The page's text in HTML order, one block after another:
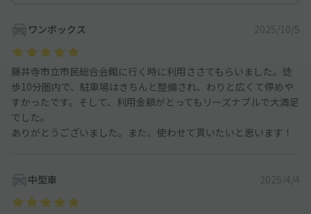
ワンボックス 2025/10/5
藤井寺市立市民総合会館に行く時に利用ささてもらいました。徒
歩10分圏内で、駐車場はきちんと整備され、わりと広くて停めや
すかったです。そして、利用金額がとってもリーズナブルで大満足
でした。
ありがとうございました。また、使わせて貰いたいと思います！
中型車 2025/4/4